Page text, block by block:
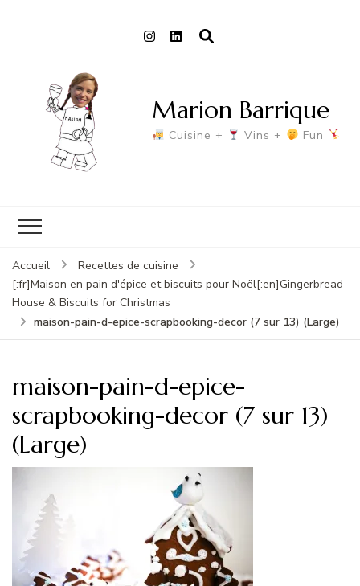
Marion Barrique
Cuisine + Vins + Fun
Accueil
Recettes de cuisine
[:fr]Maison en pain d'épice et biscuits pour Noël[:en]Gingerbread
House & Biscuits for Christmas
maison-pain-d-epice-scrapbooking-decor (7 sur 13) (Large)
maison-pain-d-epice-
scrapbooking-decor (7 sur 13)
(Large)